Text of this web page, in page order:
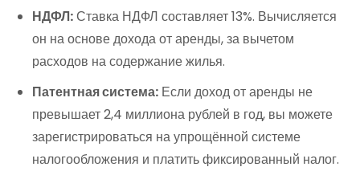
НДФЛ:Ставка НДФЛ составляет 13%. Вычисляется
он на основе дохода от аренды, за вычетом
расходов на содержание жилья.
Патентная система: Если доход от аренды не
превышает 2,4 миллиона рублей в год, вы можете
зарегистрироваться на упрощённой системе
налогообложения и платить фиксированный налог.